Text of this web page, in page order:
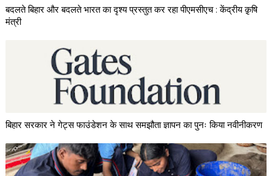
बदलते बिहार और बदलते भारत का दृश्य प्रस्तुत कर रहा पीएमसीएच : केंद्रीय क़ृषि
मंत्री
बिहार सरकार ने गेट्स फाउंडेशन के साथ समझौता ज्ञापन का पुनः किया नवीनीकरण